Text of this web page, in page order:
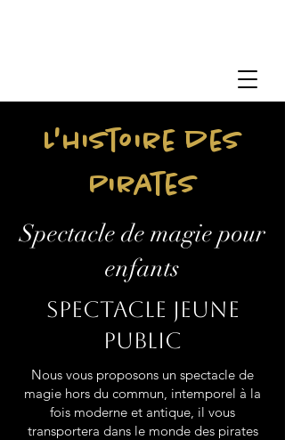
L'histoire des
Pirates
Spectacle de magie pour
enfants
Spectacle jeune
public
Nous vous proposons un spectacle de
magie hors du commun, intemporel à la
fois moderne et antique, il vous
transportera dans le monde des pirates